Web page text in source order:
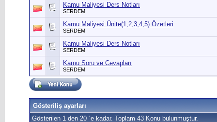
Kamu Maliyesi Ders Notları
SERDEM
Kamu Maliyesi Ünite(1,2,3,4,5) Özetleri
SERDEM
Kamu Maliyesi Ders Notları
SERDEM
Kamu Soru ve Cevapları
SERDEM
Gösteriliş ayarları
Gösterilen 1 den 20 ´e kadar. Toplam 43 Konu bulunmuştur.